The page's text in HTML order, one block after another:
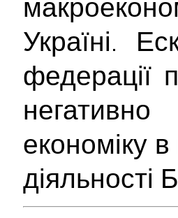
Україні.
федерації
економіку
діяльності